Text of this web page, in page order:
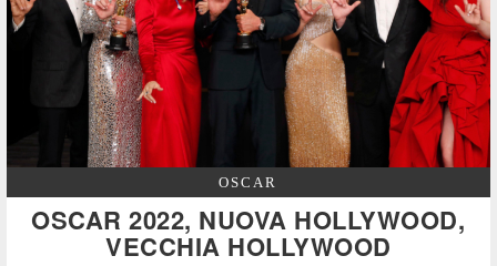
OSCAR
OSCAR 2022, NUOVA HOLLYWOOD,
VECCHIA HOLLYWOOD